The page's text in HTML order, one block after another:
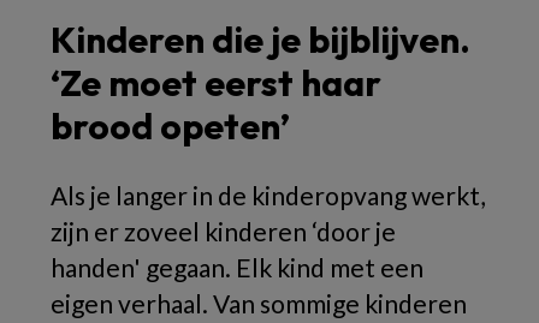
Kinderen die je bijblijven.
‘Ze moet eerst haar
brood opeten’
Als je langer in de kinderopvang werkt,
zijn er zoveel kinderen ‘door je
handen' gegaan. Elk kind met een
eigen verhaal. Van sommige kinderen